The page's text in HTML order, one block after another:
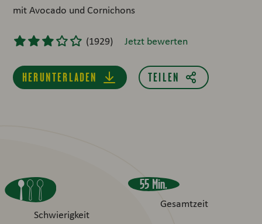
mit Avocado und Cornichons
(1929) Jetzt bewerten
HERUNTERLADEN
Schwierigkeit
55 Min.
Gesamtzeit